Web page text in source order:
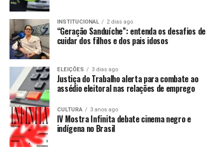
INSTITUCIONAL 2 dias ago
“Geração Sanduíche”: entenda os desafios de
cuidar dos filhos e dos pais idosos
ELEIÇÕES 3 dias ago
Justiça do Trabalho alerta para combate ao
assédio eleitoral nas relações de emprego
CULTURA 3 anos ago
IV Mostra Infinita debate cinema negro e
indígena no Brasil